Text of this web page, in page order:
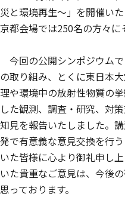
災と環境再生～」を開催い
京都会場では250名の方々に
今回の公開シンポジウム
の取り組み、とくに東日本
理や環境中の放射性物質の
した観測、調査・研究、対
知見を報告いたしました。
発で有意義な意見交換を行
いた皆様に心より御礼申し
いた貴重なご意見は、今後
思っております。